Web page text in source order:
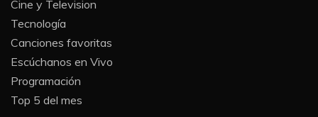
Cine y Television
Tecnología
Canciones favoritas
Escúchanos en Vivo
Programación
Top 5 del mes